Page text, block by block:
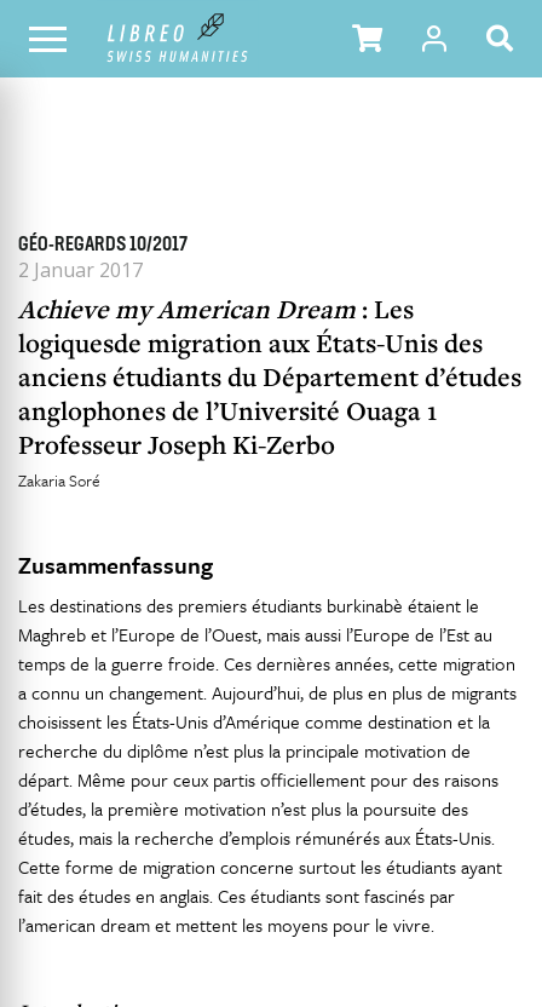
ALLE HEFTE INHALTSÜBERSICHT DER AUSGABE
GÉO-REGARDS 10/2017
2 Januar 2017
Achieve my American Dream : Les
logiquesde migration aux États-Unis des
anciens étudiants du Département d’études
anglophones de l’Université Ouaga 1
Professeur Joseph Ki-Zerbo
Zakaria Soré
Zusammenfassung
Les destinations des premiers étudiants burkinabè étaient le
Maghreb et l’Europe de l’Ouest, mais aussi l’Europe de l’Est au
temps de la guerre froide. Ces dernières années, cette migration
a connu un changement. Aujourd’hui, de plus en plus de migrants
choisissent les États-Unis d’Amérique comme destination et la
recherche du diplôme n’est plus la principale motivation de
départ. Même pour ceux partis officiellement pour des raisons
d’études, la première motivation n’est plus la poursuite des
études, mais la recherche d’emplois rémunérés aux États-Unis.
Cette forme de migration concerne surtout les étudiants ayant
fait des études en anglais. Ces étudiants sont fascinés par
l’american dream et mettent les moyens pour le vivre.